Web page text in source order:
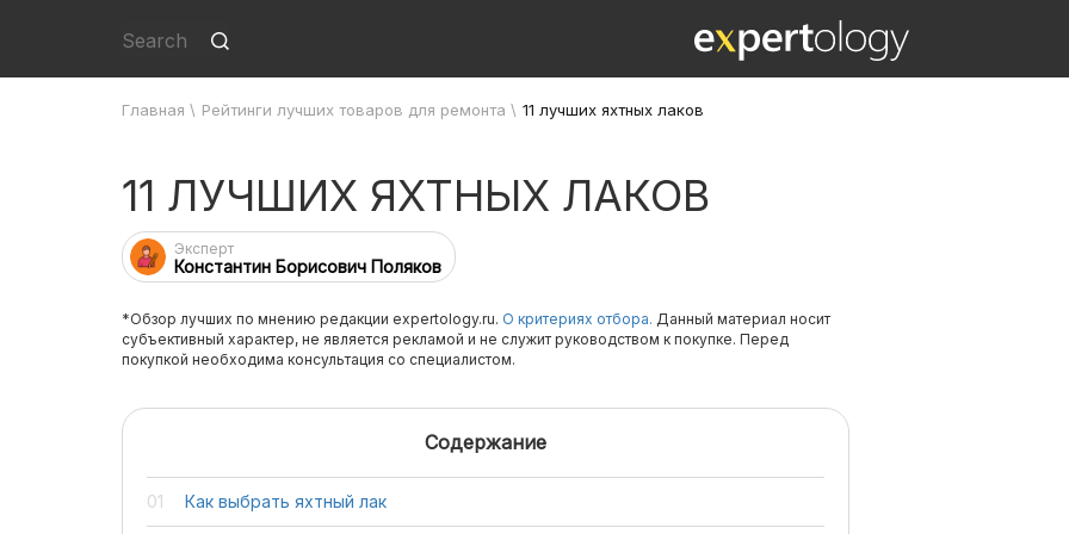
Главная \ Рейтинги лучших товаров для ремонта \ 11 лучших яхтных лаков
11 ЛУЧШИХ ЯХТНЫХ ЛАКОВ
Эксперт
Константин Борисович Поляков
*Обзор лучших по мнению редакции expertology.ru. О критериях отбора. Данный материал носит
субъективный характер, не является рекламой и не служит руководством к покупке. Перед
покупкой необходима консультация со специалистом.
Содержание
Как выбрать яхтный лак